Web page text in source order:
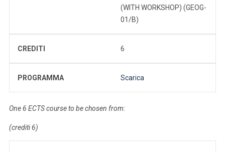
(WITH WORKSHOP) (GEOG-
01/B)
CREDITI 6
PROGRAMMA Scarica
One 6 ECTS course to be chosen from:
(crediti 6)